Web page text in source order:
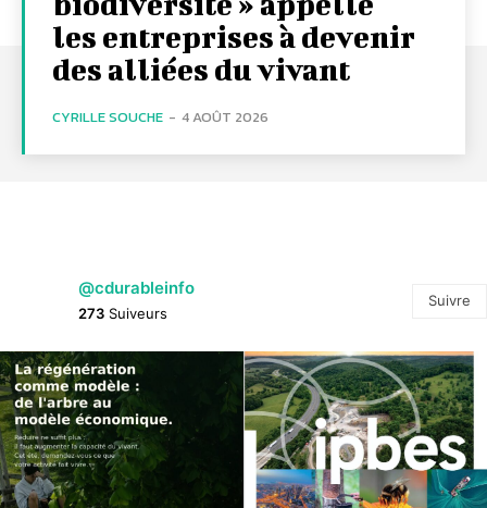
les entreprises à devenir
des alliées du vivant
CYRILLE SOUCHE - 4 AOÛT 2026
@cdurableinfo
273 Suiveurs
Suivre